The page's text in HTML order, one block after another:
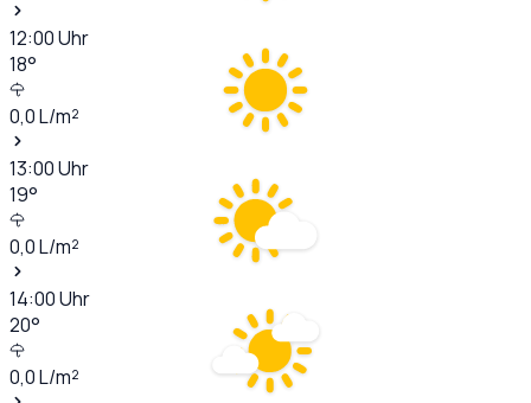
12:00Uhr
18°
0,0L/m²
13:00Uhr
19°
0,0L/m²
14:00Uhr
20°
0,0L/m²